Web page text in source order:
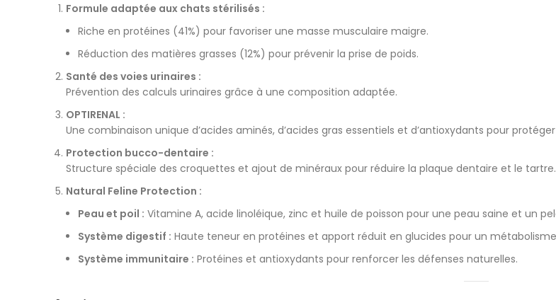
Formule adaptée aux chats stérilisés :
Riche en protéines (41%) pour favoriser une masse musculaire maigre.
Réduction des matières grasses (12%) pour prévenir la prise de poids.
Santé des voies urinaires :
Prévention des calculs urinaires grâce à une composition adaptée.
OPTIRENAL :
Une combinaison unique d’acides aminés, d’acides gras essentiels et d’antioxydants pour
Protection bucco-dentaire :
Structure spéciale des croquettes et ajout de minéraux pour réduire la plaque dentaire et le tartre.
Natural Feline Protection :
Peau et poil : Vitamine A, acide linoléique, zinc et huile de poisson pour une peau saine et un
Système digestif : Haute teneur en protéines et apport réduit en glucides pour un
Système immunitaire : Protéines et antioxydants pour renforcer les défenses naturelles.